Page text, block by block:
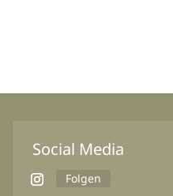
Social Media
Folgen